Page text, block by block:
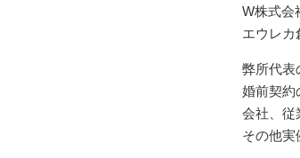
W株式会
エウレカ
弊所代表
婚前契約
会社、従
その他実